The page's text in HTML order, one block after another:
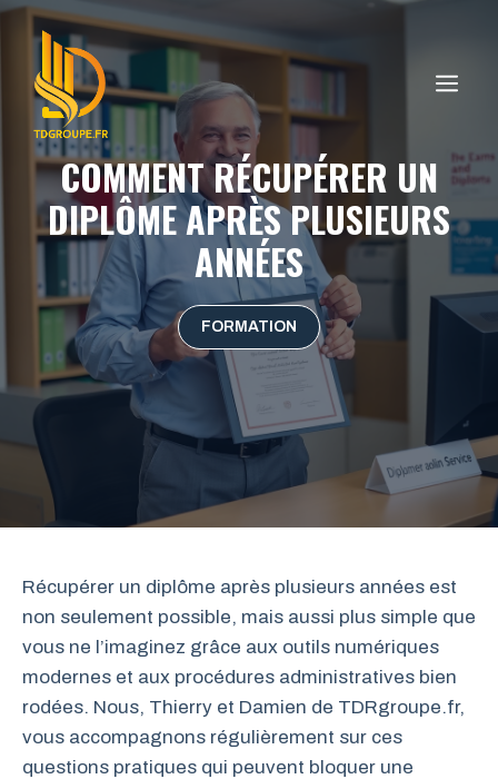
Aller
contenu
COMMENT RÉCUPÉRER UN
DIPLÔME APRÈS PLUSIEURS
ANNÉES
FORMATION
Récupérer un diplôme après plusieurs années est
non seulement possible, mais aussi plus simple que
vous ne l’imaginez grâce aux outils numériques
modernes et aux procédures administratives bien
rodées. Nous, Thierry et Damien de TDRgroupe.fr,
vous accompagnons régulièrement sur ces
questions pratiques qui peuvent bloquer une